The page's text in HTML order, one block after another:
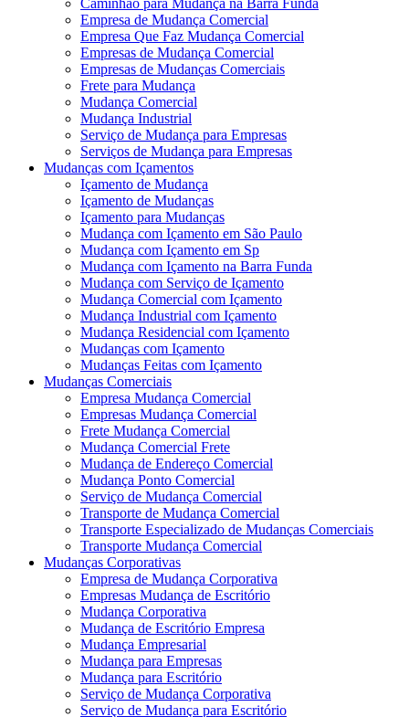
Caminhão para Mudança na Barra Funda
Empresa de Mudança Comercial
Empresa Que Faz Mudança Comercial
Empresas de Mudança Comercial
Empresas de Mudanças Comerciais
Frete para Mudança
Mudança Comercial
Mudança Industrial
Serviço de Mudança para Empresas
Serviços de Mudança para Empresas
Mudanças com Içamentos
Içamento de Mudança
Içamento de Mudanças
Içamento para Mudanças
Mudança com Içamento em São Paulo
Mudança com Içamento em Sp
Mudança com Içamento na Barra Funda
Mudança com Serviço de Içamento
Mudança Comercial com Içamento
Mudança Industrial com Içamento
Mudança Residencial com Içamento
Mudanças com Içamento
Mudanças Feitas com Içamento
Mudanças Comerciais
Empresa Mudança Comercial
Empresas Mudança Comercial
Frete Mudança Comercial
Mudança Comercial Frete
Mudança de Endereço Comercial
Mudança Ponto Comercial
Serviço de Mudança Comercial
Transporte de Mudança Comercial
Transporte Especializado de Mudanças Comerciais
Transporte Mudança Comercial
Mudanças Corporativas
Empresa de Mudança Corporativa
Empresas Mudança de Escritório
Mudança Corporativa
Mudança de Escritório Empresa
Mudança Empresarial
Mudança para Empresas
Mudança para Escritório
Serviço de Mudança Corporativa
Serviço de Mudança para Escritório